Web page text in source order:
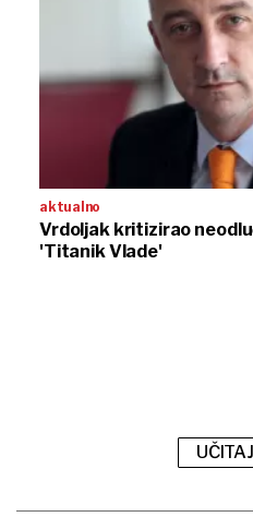
aktualno
Vrdoljak kritizirao
'Titanik Vlade'